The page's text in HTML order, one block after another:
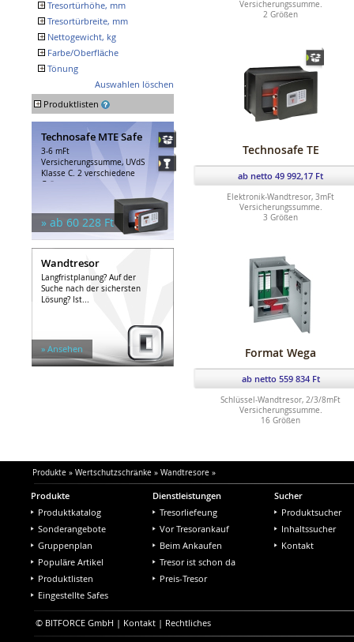
+ Tresortürhöhe, mm
+ Tresortürbreite, mm
+ Nettogewicht, kg
+ Farbe/Oberfläche
blau
grau
+ Tönung
hell
Auswahlen löschen
+ Produktlisten
Technosafe MTE Safe
3-6 mFt
Versicherungssumme, UVdS
Klasse C. 2 verschiedene
Größen,...
» ab 60 228 Ft
Wandtresor
Langfristplanung? Auf der
Suche nach der sichersten
Lösung? Ist...
» Ansehen
Versicherungssumme.
2 Größen
Technosafe TE
ab netto 49 992,17 Ft
Elektronik-Wandtresor, 3mFt
Versicherungssumme.
3 Größen
Format Wega
ab netto 559 834 Ft
Schlüssel-Wandtresor, 2/3/8mFt
Versicherungssumme.
16 Größen
Produkte » Wertschutzschränke » Wandtresore »
Produkte
Produktkatalog
Sonderangebote
Gruppenplan
Populäre Artikel
Produktlisten
Eingestellte Safes
Dienstleistungen
Tresorliefeung
Vor Tresorankauf
Beim Ankaufen
Tresor ist schon da
Preis-Tresor
Sucher
Produktsucher
Inhaltssucher
Kontakt
© BITFORCE GmbH | Kontakt | Rechtliches